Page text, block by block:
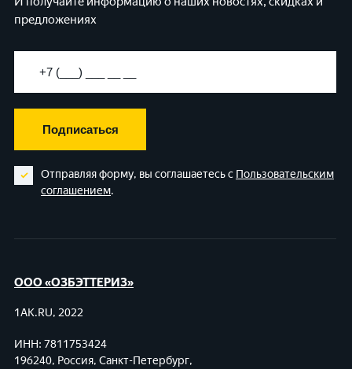
предложениях
Подписаться
Отправляя форму, вы соглашаетесь с Пользовательским
соглашением.
ООО «ОЗБЭТТЕРИЗ»
1AK.RU, 2022
ИНН: 7811753424
196240, Россия, Санкт-Петербург,